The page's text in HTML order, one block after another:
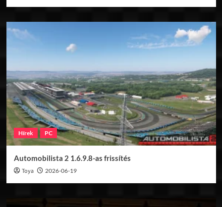
Hírek PC
Automobilista 2 1.6.9.8-as frissítés
Toya 2026-06-19